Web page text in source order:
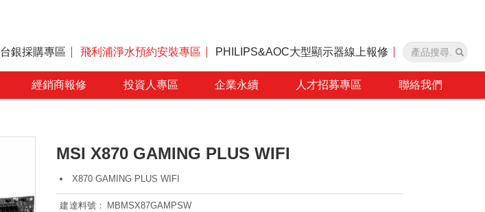
台銀採購專區 飛利浦淨水預約安裝專區 PHILIPS&AOC大型顯示器線上報修
經銷商報修 投資人專區 企業永續 人才招募專區 聯絡我們
MSI X870 GAMING PLUS WIFI
X870 GAMING PLUS WIFI
建達料號：
MBMSX87GAMPSW